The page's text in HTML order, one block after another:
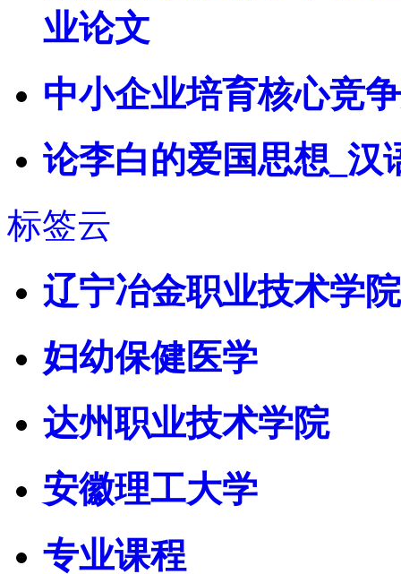
业论文
中小企业培育核心竞
论李白的爱国思想_汉
标签云
辽宁冶金职业技术学院
妇幼保健医学
达州职业技术学院
安徽理工大学
专业课程